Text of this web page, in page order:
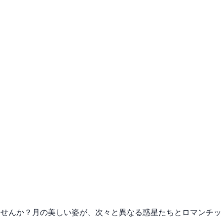
んか？月の美しい姿が、次々と異なる惑星たちとロマンチッ